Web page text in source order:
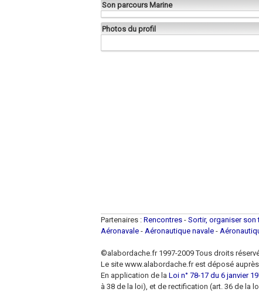
Son parcours Marine
Photos du profil
Partenaires : Rencontres - Sortir, organiser
Aéronavale - Aéronautique navale -
©alabordache.fr 1997-2009 Tous droits
Le site www.alabordache.fr est déposé
En application de la Loi n° 78-17 du 6 janvier
à 38 de la loi), et de rectification (art. 36 de la